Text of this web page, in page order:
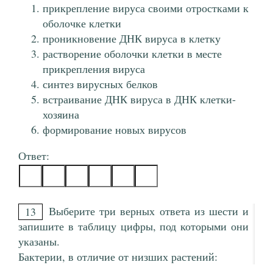
прикрепление вируса своими отростками к
оболочке клетки
проникновение ДНК вируса в клетку
растворение оболочки клетки в месте
прикрепления вируса
синтез вирусных белков
встраивание ДНК вируса в ДНК клетки-
хозяина
формирование новых вирусов
Ответ:
13
Выберите три верных ответа из шести и
запишите в таблицу цифры, под которыми они
указаны.
Бактерии, в отличие от низших растений: